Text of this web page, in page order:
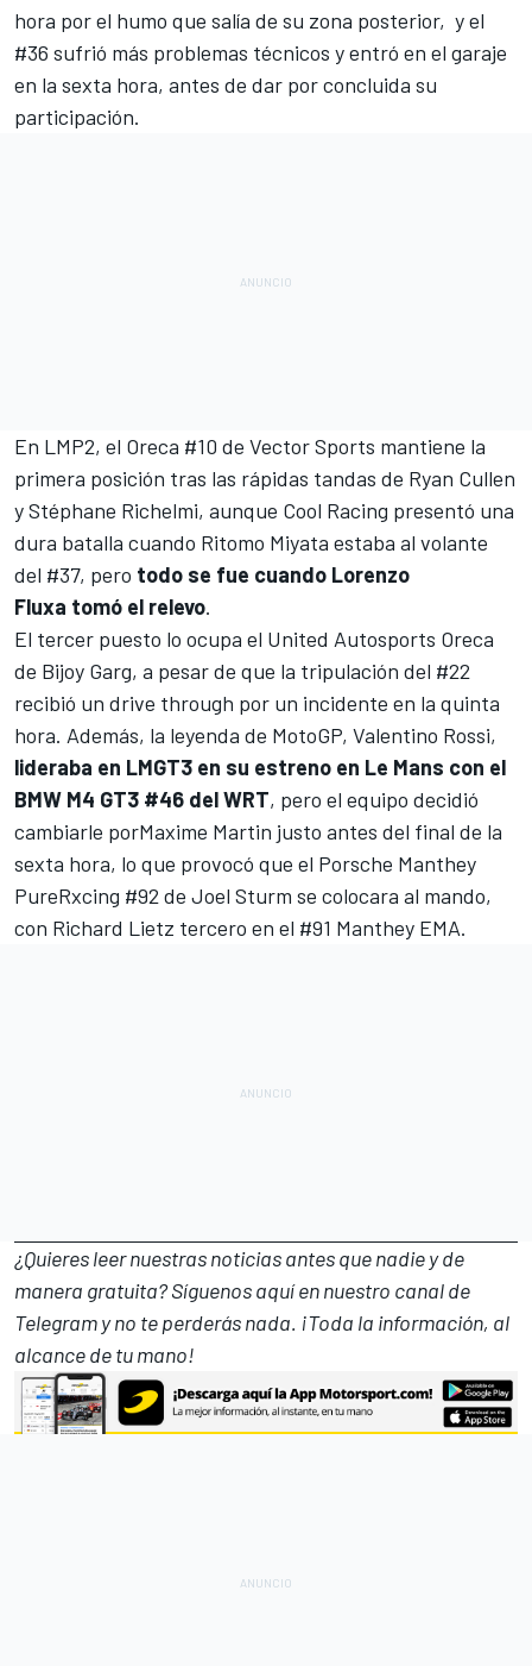
hora por el humo que salía de su zona posterior, y el
#36 sufrió más problemas técnicos y entró en el garaje
en la sexta hora, antes de dar por concluida su
participación.
En LMP2, el Oreca #10 de Vector Sports mantiene la
primera posición tras las rápidas tandas de Ryan Cullen
yStéphane Richelmi, aunque Cool Racing presentó una
dura batalla cuando Ritomo Miyata estaba al volante
del #37, pero todo se fue cuando Lorenzo
Fluxa tomó el relevo.
El tercer puesto lo ocupa el United Autosports Oreca
de Bijoy Garg, a pesar de que la tripulación del #22
recibió un drive through por un incidente en la quinta
hora. Además, la leyenda de MotoGP, Valentino Rossi,
lideraba en LMGT3 en su estreno en Le Mans con el
BMW M4 GT3 #46 del WRT, pero el equipo decidió
cambiarle porMaxime Martin justo antes del final de la
sexta hora, lo que provocó que el Porsche Manthey
PureRxcing #92 de Joel Sturm se colocara al mando,
con Richard Lietz tercero en el #91 Manthey EMA.
¿Quieres leer nuestras noticias antes que nadie y de
manera gratuita? Síguenosaquí en nuestro canal de
Telegramy no te perderás nada. ¡Toda la información, al
alcance de tu mano!